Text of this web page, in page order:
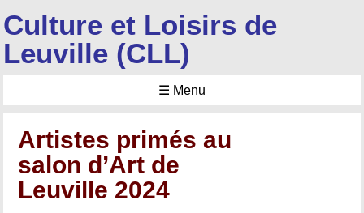
Culture et Loisirs de
Leuville (CLL)
☰ Menu
Artistes primés au
salon d’Art de
Leuville 2024